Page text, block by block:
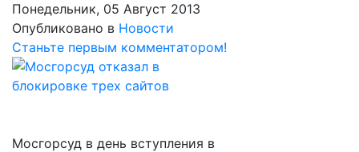
Понедельник, 05 Август 2013
Опубликовано в Новости
Станьте первым комментатором!
Мосгорсуд в день вступления в